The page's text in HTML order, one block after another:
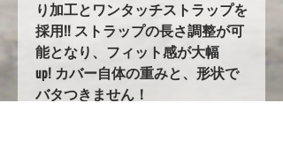
り加工とワンタッチストラップを
採用!! ストラップの長さ調整が可
能となり、フィット感が大幅
up! カバー自体の重みと、形状で
バタつきません！